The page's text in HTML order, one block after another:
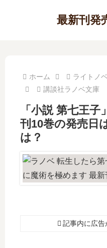
最新刊発
ホーム
ライトノ
講談社ラノベ文庫
「小説 第七王
刊10巻の発売日
は？
記事内に広告